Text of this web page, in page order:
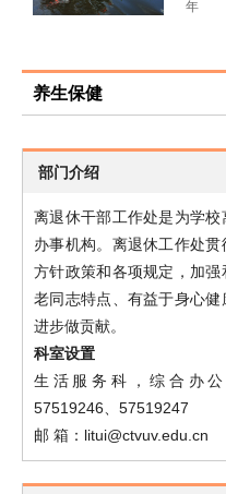
展
展北
行
年
之
养生保健
部门介绍
离退休干部工作处是为学
办事机构。离退休工作处
方针政策和各项规定，加
老同志特点、有益于身心
进步做贡献。
科室设置
生活服务科，综合办公
57519246、57519247
邮 箱：litui@ctvuv.edu.cn